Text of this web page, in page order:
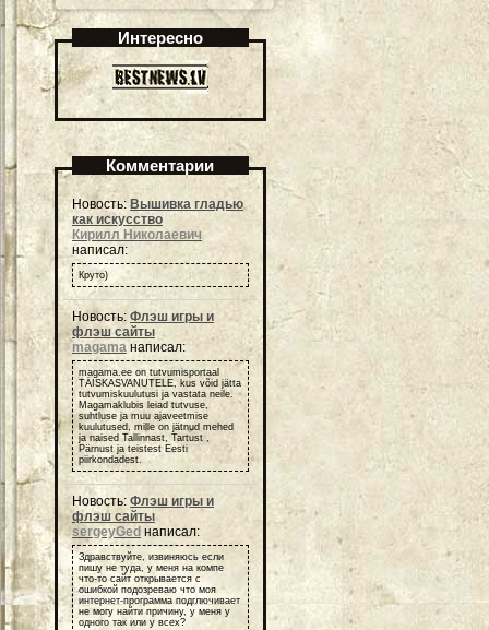
Интересно
Комментарии
Новость: Вышивка гладью
как искусство
Кирилл Николаевич
написал:
Круто)
Новость: Флэш игры и
флэш сайты
magama написал:
magama.ee on tutvumisportaal
TÄISKASVANUTELE, kus võid jätta
tutvumiskuulutusi ja vastata neile.
Magamaklubis leiad tutvuse,
suhtluse ja muu ajaveetmise
kuulutused, mille on jätnud mehed
ja naised Tallinnast, Tartust ,
Pärnust ja teistest Eesti
piirkondadest.
Новость: Флэш игры и
флэш сайты
sergeyGed написал:
Здравствуйте, извиняюсь если
пишу не туда, у меня на компе
что-то сайт открывается с
ошибкой подозреваю что моя
интернет-программа подглючивает
не могу найти причину, у меня у
одного так или у всех?